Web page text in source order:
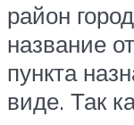
район
название
пункта
виде. Так